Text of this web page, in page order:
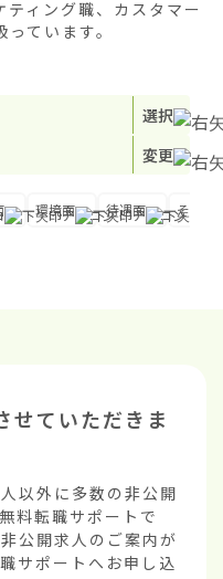
ィング職、カスタマー
ています。
選択
変更
環境面 待遇面 その他
せていただきま
以外に多数の非公開
料転職サポートで
公開求人のご案内が
サポートへお申し込